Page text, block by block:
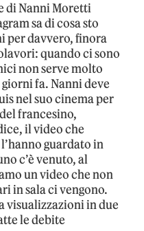
di Nanni Moretti
sa di cosa sto
per davvero, finora
quando ci sono
non serve molto
fa. Nanni deve
nel suo cinema per
francesino,
il video che
guardato in
c’è venuto, al
un video che non
in sala ci vengono.
visualizzazioni in due
le debite